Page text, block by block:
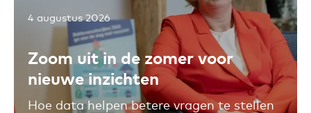
Toevoegen aan favorieten
4 augustus 2026
Zoom uit in de zomer voor
nieuwe inzichten
Hoe data helpen betere vragen te stellen